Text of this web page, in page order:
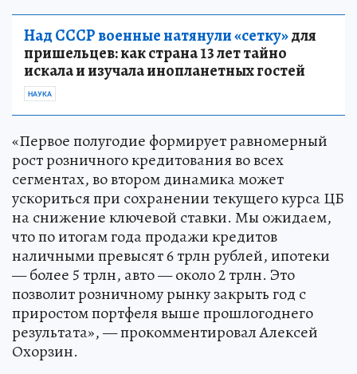
Над СССР военные натянули «сетку»для
пришельцев: как страна 13 лет тайно
искала и изучала инопланетных гостей
НАУКА
«Первое полугодие формирует равномерный
рост розничного кредитования во всех
сегментах, во втором динамика может
ускориться при сохранении текущего курса ЦБ
на снижение ключевой ставки. Мы ожидаем,
что по итогам года продажи кредитов
наличными превысят 6 трлн рублей, ипотеки
— более 5 трлн, авто — около 2 трлн. Это
позволит розничному рынку закрыть год с
приростом портфеля выше прошлогоднего
результата», — прокомментировал Алексей
Охорзин.